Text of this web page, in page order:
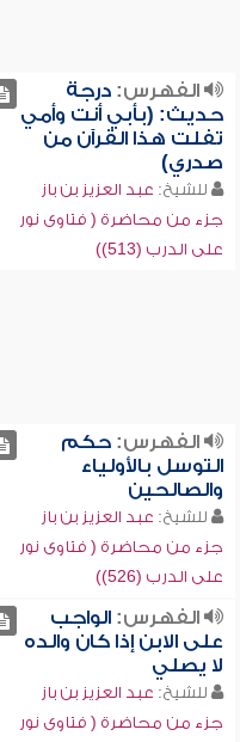
الفهرس:درجة
حديث: (بأبي أنت وأمي
تفلت هذا القرآن من
صدري)
للشيخ: عبد العزيز بن باز
جزء من محاضرة ( فتاوى نور
على الدرب (513))
الفهرس:حكم
التوسل بالأولياء
والصالحين
للشيخ: عبد العزيز بن باز
جزء من محاضرة ( فتاوى نور
على الدرب (526))
الفهرس:الواجب
على الابن إذا كان والده
لا يصلي
للشيخ: عبد العزيز بن باز
جزء من محاضرة ( فتاوى نور